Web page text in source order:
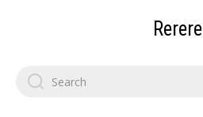
Rerere
Search
for: